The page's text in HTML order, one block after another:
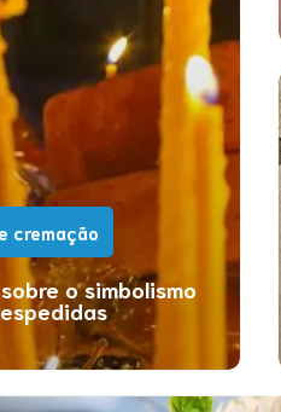
cremação
o simbolismo